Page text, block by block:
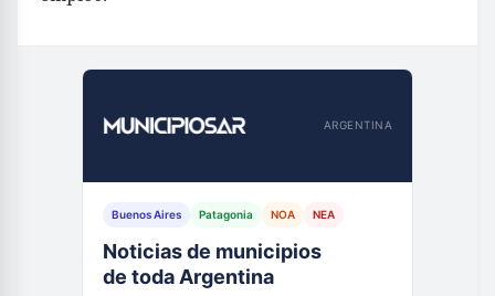
ARGENTINA
Buenos Aires Patagonia NOA NEA
Noticias de municipios
de toda Argentina